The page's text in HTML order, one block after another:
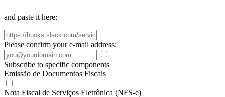
and paste it here:
Please confirm your e-mail address:
Subscribe to specific components
Emissão de Documentos Fiscais
Nota Fiscal de Serviços Eletrônica (NFS-e)